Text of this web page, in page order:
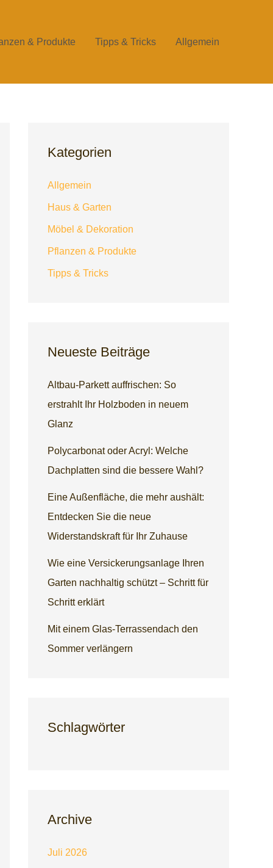
& Produkte Tipps & Tricks Allgemein
Kategorien
Allgemein
Haus & Garten
Möbel & Dekoration
Pflanzen & Produkte
Tipps & Tricks
Neueste Beiträge
Altbau-Parkett auffrischen: So
erstrahlt Ihr Holzboden in neuem
Glanz
Polycarbonat oder Acryl: Welche
Dachplatten sind die bessere Wahl?
Eine Außenfläche, die mehr aushält:
Entdecken Sie die neue
Widerstandskraft für Ihr Zuhause
Wie eine Versickerungsanlage Ihren
Garten nachhaltig schützt – Schritt für
Schritt erklärt
Mit einem Glas-Terrassendach den
Sommer verlängern
Schlagwörter
Archive
Juli 2026